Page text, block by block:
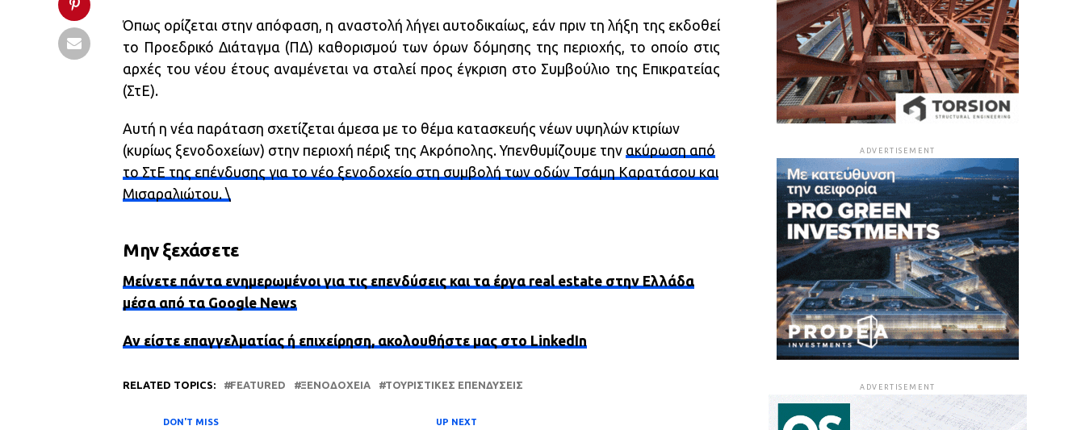
Όπως ορίζεται στην απόφαση, η αναστολή λήγει αυτοδικαίως, εάν πριν τη λήξη της εκδοθεί
το Προεδρικό Διάταγμα (ΠΔ) καθορισμού των όρων δόμησης της περιοχής, το οποίο στις
αρχές του νέου έτους αναμένεται να σταλεί προς έγκριση στο Συμβούλιο της Επικρατείας
(ΣτΕ).
Αυτή η νέα παράταση σχετίζεται άμεσα με το θέμα κατασκευής νέων υψηλών κτιρίων
(κυρίως ξενοδοχείων) στην περιοχή πέριξ της Ακρόπολης. Υπενθυμίζουμε την ακύρωση από
το ΣτΕ της επένδυσης για το νέο ξενοδοχείο στη συμβολή των οδών Τσάμη Καρατάσου και
Μισαραλιώτου. \
Μην ξεχάσετε
Μείνετε πάντα ενημερωμένοι για τις επενδύσεις και τα έργα real estate στην Ελλάδα
μέσα από τα Google News
Αν είστε επαγγελματίας ή επιχείρηση, ακολουθήστε μας στο LinkedIn
RELATED TOPICS: FEATURED ΞΕΝΟΔΟΧΕΊΑ ΤΟΥΡΙΣΤΙΚΈΣ ΕΠΕΝΔΎΣΕΙΣ
UP NEXT
DON'T MISS
ADVERTISEMENT
ADVERTISEMENT